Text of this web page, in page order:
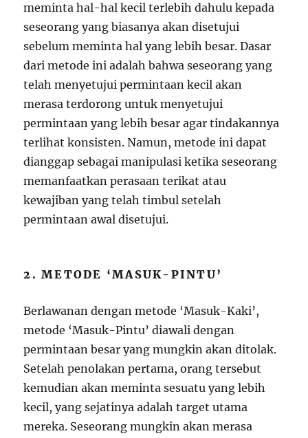
meminta hal-hal kecil terlebih dahulu kepada
seseorang yang biasanya akan disetujui
sebelum meminta hal yang lebih besar. Dasar
dari metode ini adalah bahwa seseorang yang
telah menyetujui permintaan kecil akan
merasa terdorong untuk menyetujui
permintaan yang lebih besar agar tindakannya
terlihat konsisten. Namun, metode ini dapat
dianggap sebagai manipulasi ketika seseorang
memanfaatkan perasaan terikat atau
kewajiban yang telah timbul setelah
permintaan awal disetujui.
2. METODE ‘MASUK-PINTU’
Berlawanan dengan metode ‘Masuk-Kaki’,
metode ‘Masuk-Pintu’ diawali dengan
permintaan besar yang mungkin akan ditolak.
Setelah penolakan pertama, orang tersebut
kemudian akan meminta sesuatu yang lebih
kecil, yang sejatinya adalah target utama
mereka. Seseorang mungkin akan merasa